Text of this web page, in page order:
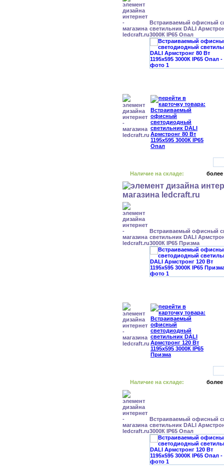
Встраиваемый офисный
светильник DALI
3000К IP65 Опал
Наличие на складе: более
Встраиваемый офисный
светильник DALI
3000К IP65 Призма
Наличие на складе: более
Встраиваемый офисный
светильник DALI
3000К IP65 Опал